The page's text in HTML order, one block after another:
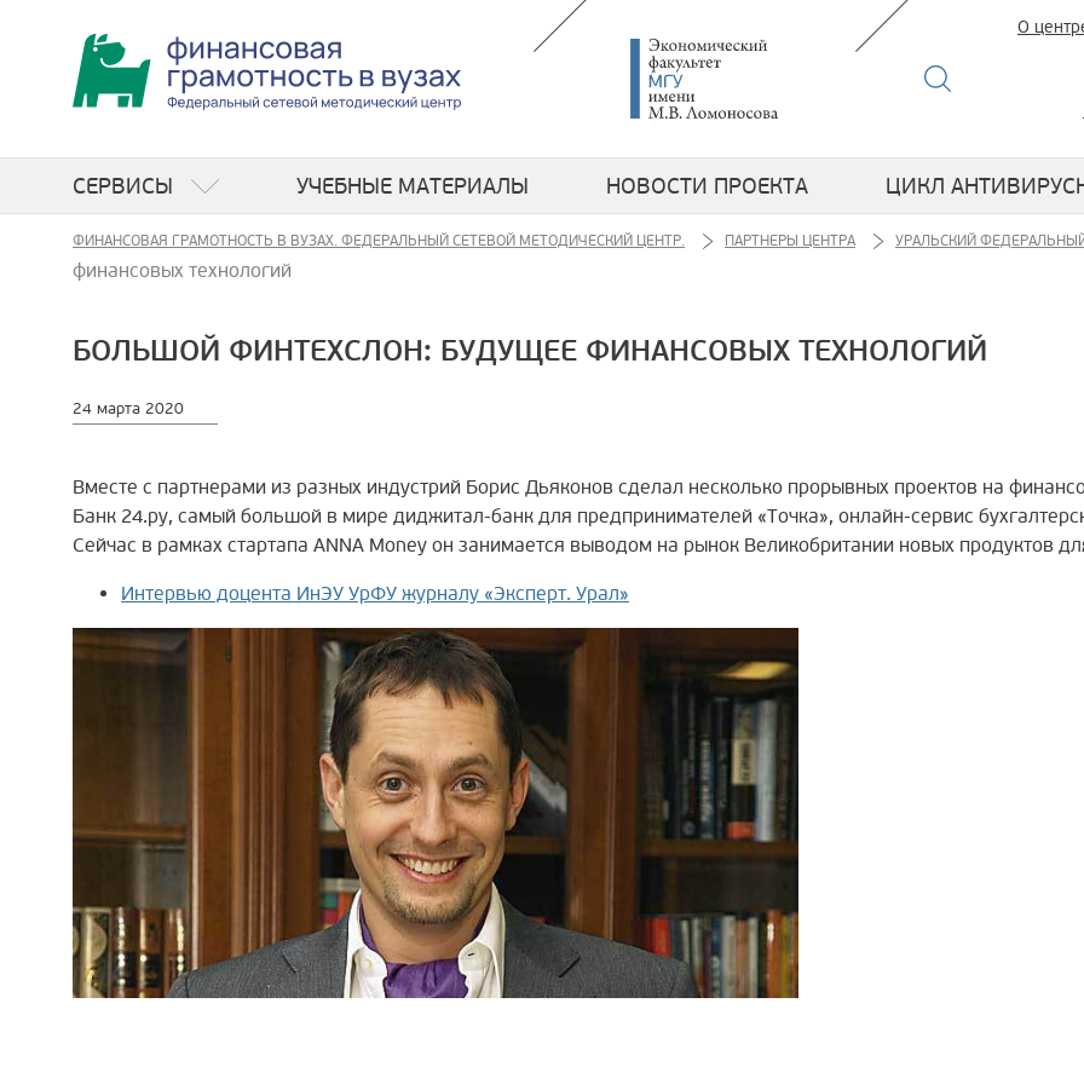
О
СЕРВИСЫ УЧЕБНЫЕ МАТЕРИАЛЫ НОВОСТИ ПРОЕКТА ЦИКЛ
ФИНАНСОВАЯ ГРАМОТНОСТЬ В ВУЗАХ. ФЕДЕРАЛЬНЫЙ СЕТЕВОЙ МЕТОДИЧЕСКИЙ ЦЕНТР. ПАРТНЕРЫ ЦЕНТРА УРАЛЬСКИЙ
финансовых технологий
БОЛЬШОЙ ФИНТЕХСЛОН: БУДУЩЕЕ ФИНАНСОВЫХ ТЕХНОЛОГИЙ
24 марта 2020
Вместе с партнерами из разных индустрий Борис Дьяконов сделал несколько прорывных проектов на
Банк 24.ру, самый большой в мире диджитал-банк для предпринимателей «Точка», онлайн-сервис
Сейчас в рамках стартапа ANNA Money он занимается выводом на рынок Великобритании новых продуктов
Интервью доцента ИнЭУ УрФУ журналу «Эксперт. Урал»